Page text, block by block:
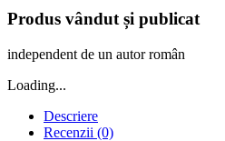
Produs vândut și publicat
independent de un autor român
Loading...
Descriere
Recenzii (0)